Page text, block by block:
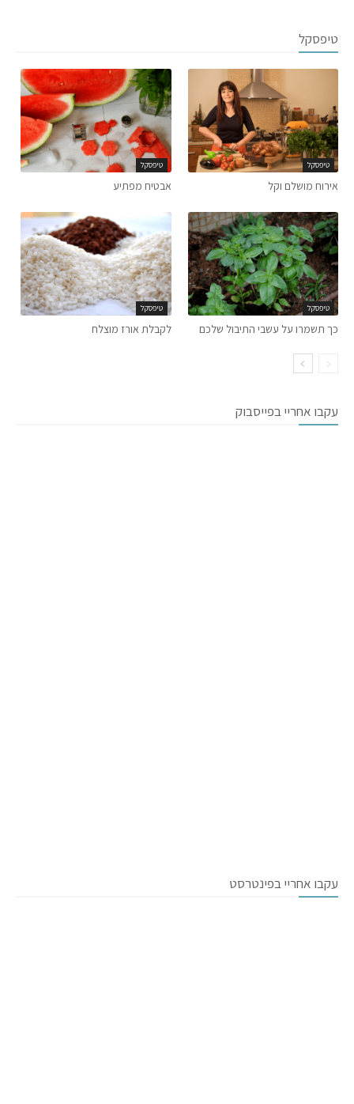
טיפסקל
טיפסקל
אירוח מושלם וקל
טיפסקל
אבטיח מפתיע
טיפסקל
כך תשמרו על עשבי התיבול שלכם
טיפסקל
לקבלת אורז מוצלח
עקבו אחריי בפייסבוק
עקבו אחריי בפינטרסט